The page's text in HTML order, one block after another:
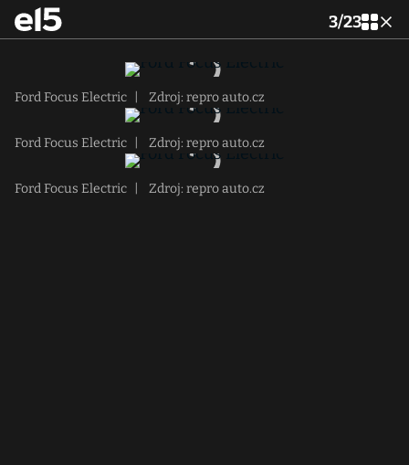
3/23
Ford Focus Electric Zdroj: repro auto.cz
Ford Focus Electric Zdroj: repro auto.cz
Ford Focus Electric Zdroj: repro auto.cz